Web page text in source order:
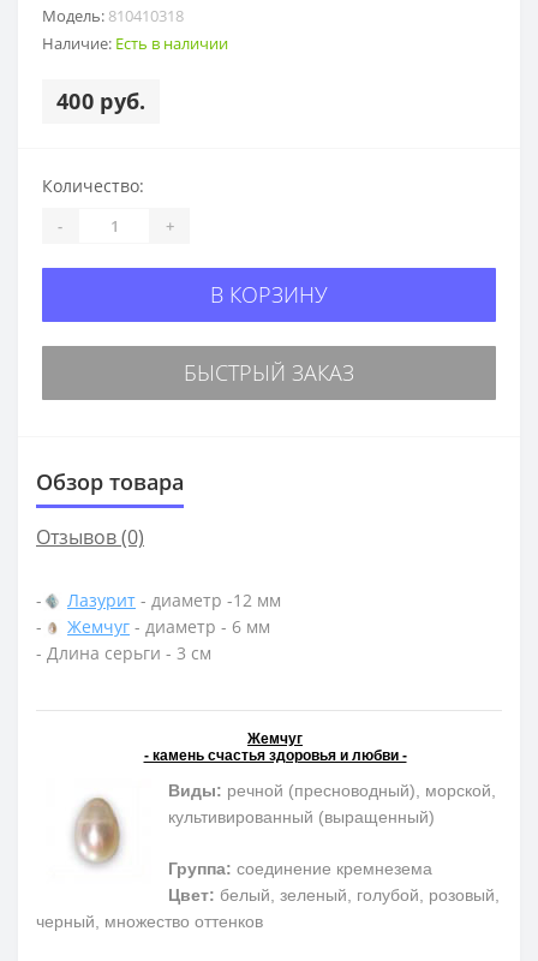
Модель: 810410318
Наличие: Есть в наличии
400 руб.
Количество:
- +
В КОРЗИНУ
БЫСТРЫЙ ЗАКАЗ
Обзор товара
Отзывов (0)
- Лазурит - диаметр -12 мм
-
Жемчуг - диаметр - 6 мм
- Длина серьги - 3 см
Жемчуг
- камень счастья здоровья и любви -
Виды: речной (пресноводный), морской,
культивированный (выращенный)
Группа: соединение кремнезема
Цвет: белый, зеленый, голубой, розовый,
черный, множество оттенков